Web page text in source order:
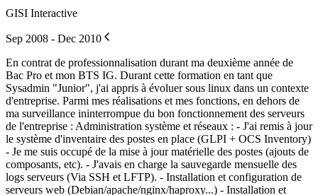
GISI Interactive
Sep 2008 - Dec 2010
En contrat de professionnalisation durant ma deuxième année de
Bac Pro et mon BTS IG. Durant cette formation en tant que
Sysadmin "Junior", j'ai appris à évoluer sous linux dans un contexte
d'entreprise. Parmi mes réalisations et mes fonctions, en dehors de
ma surveillance ininterrompue du bon fonctionnement des serveurs
de l'entreprise : Administration système et réseaux : - J'ai remis à jour
le système d'inventaire des postes en place (GLPI + OCS Inventory)
- Je me suis occupé de la mise à jour matérielle des postes (ajouts de
composants, etc). - J'avais en charge la sauvegarde mensuelle des
logs serveurs (Via SSH et LFTP). - Installation et configuration de
serveurs web (Debian/apache/nginx/haproxy...) - Installation et